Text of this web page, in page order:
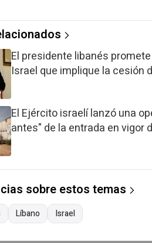
El presidente libanés
Israel que implique la cesión
El Ejército israelí lanzó una
antes" de la entrada en vigor
sobre estos temas
Líbano Israel